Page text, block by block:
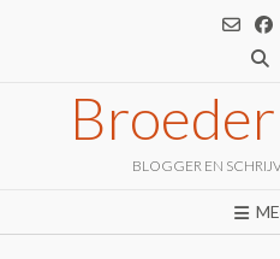
BLOGGER EN